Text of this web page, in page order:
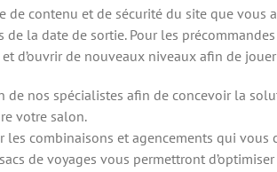
contenu et de sécurité du site que vous
la date de sortie. Pour les
d’ouvrir de nouveaux niveaux afin de
nos spécialistes afin de concevoir la
votre salon.
combinaisons et agencements qui vous
de voyages vous permettront